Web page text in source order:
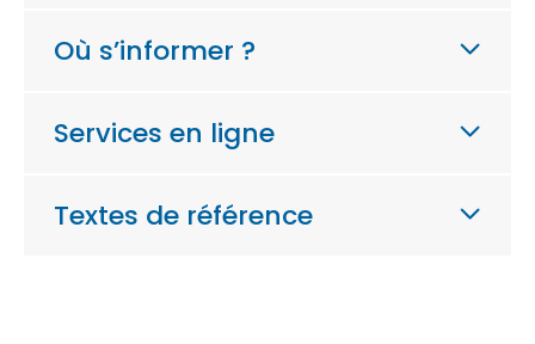
Où s’informer ?
Services en ligne
Textes de référence